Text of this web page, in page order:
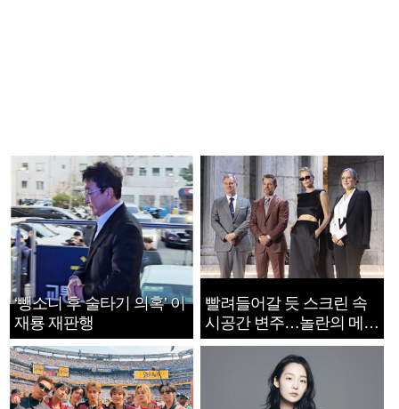
‘뺑소니 후 술타기 의혹’ 이
재룡 재판행
빨려들어갈 듯 스크린 속
시공간 변주…놀란의 메시
지는 ‘전쟁 속죄’